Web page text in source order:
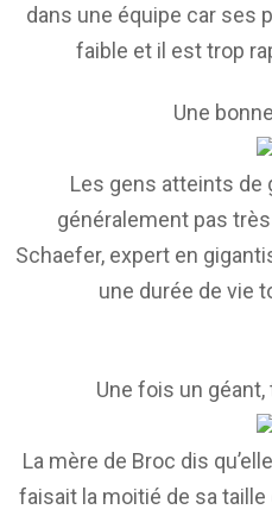
dans une équipe car ses
faible et il est trop
Une
Les gens atteints de
généralement pas
Schaefer, expert en
une durée de vie
Une fois un
La mère de Broc dis
faisait la moitié de sa